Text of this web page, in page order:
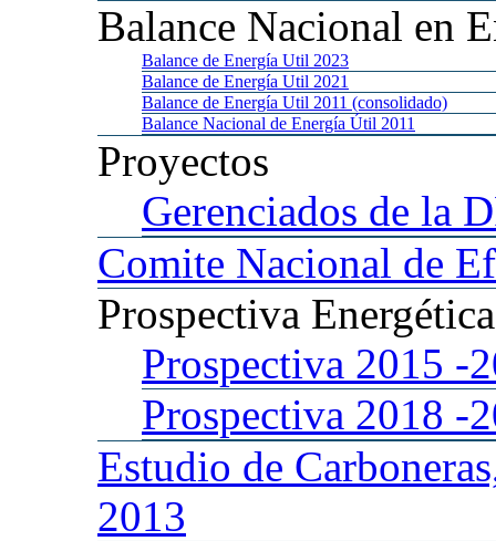
Balance Nacional en
Balance de Energía Util 2023
Balance de Energía Util 2021
Balance de Energía Util 2011 (consolidado)
Balance Nacional de Energía Útil 2011
Proyectos
Gerenciados de la
Comite Nacional de
Prospectiva
Prospectiva 2015 -
Prospectiva 2018 -
Estudio de
2013